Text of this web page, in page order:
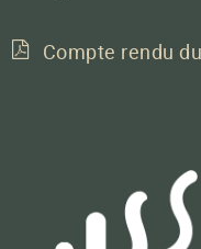
Compte rendu